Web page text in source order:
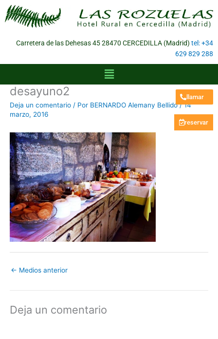
contenido
Carretera de las Dehesas 45 28470 CERCEDILLA (Madrid) tel: +34
629 829 288
Menú
llamar
reservar
desayuno2
Deja un comentario / Por BERNARDO Alemany Bellido/14
marzo, 2016
← Medios anterior
Deja un comentario